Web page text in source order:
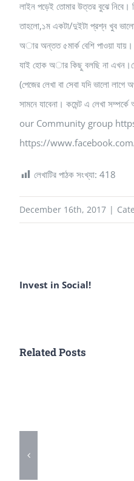
লাইন পড়েই তোমার উত্তর বুঝে
তাহলো,১ম একটা/দুইটা প্রশ্ন খুব ভালো
অার অন্তত ৫মার্ক বেশি পাওয়া যায়।
যাই হোক অার কিছু বলছি না
(পেজের লেখা বা সেবা যদি ভালো
সামনে যাবেনা। কমেন্ট এ লেখা
our Community group
https://
লেখাটির পাঠক সংখ্যা: 418
December 16th, 2017 |
Invest in Social!
Related Posts